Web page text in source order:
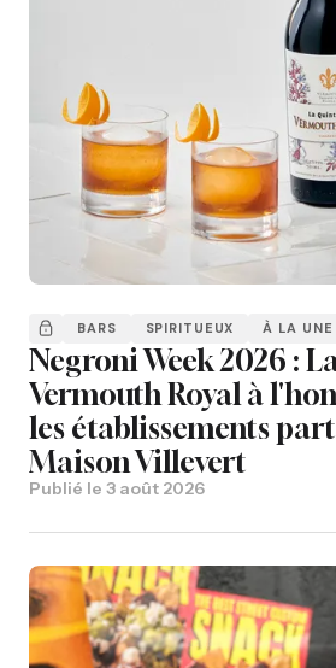
BARS SPIRITUEUX À LA UNE
Negroni Week 2026 :
Vermouth Royal à
les établissements
Maison Villevert
Publié le 3 août 2026